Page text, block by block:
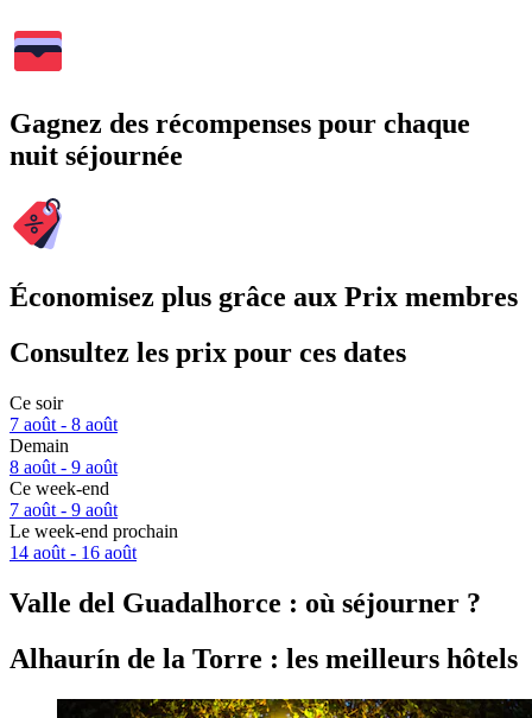
Gagnez des récompenses pour chaque
nuit séjournée
Économisez plus grâce aux Prix membres
Consultez les prix pour ces dates
Ce soir
7 août - 8 août
Demain
8 août - 9 août
Ce week-end
7 août - 9 août
Le week-end prochain
14 août - 16 août
Valle del Guadalhorce : où séjourner ?
Alhaurín de la Torre : les meilleurs hôtels